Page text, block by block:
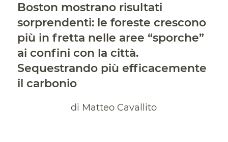
Boston mostrano risultati
sorprendenti: le foreste crescono
più in fretta nelle aree “sporche”
ai confini con la città.
Sequestrando più efficacemente
il carbonio
di Matteo Cavallito